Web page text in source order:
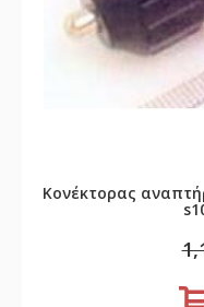
Κονέκτορας